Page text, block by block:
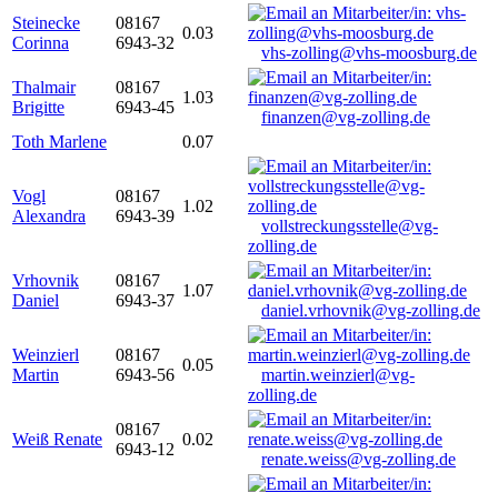
Steinecke
Corinna
08167
6943-32
0.03
vhs-zolling@vhs-moosburg.de
Thalmair
Brigitte
08167
6943-45
1.03
finanzen@vg-zolling.de
Toth Marlene
0.07
Vogl
Alexandra
08167
6943-39
1.02
vollstreckungsstelle@vg-
zolling.de
Vrhovnik
Daniel
08167
6943-37
1.07
daniel.vrhovnik@vg-zolling.de
Weinzierl
Martin
08167
6943-56
0.05
martin.weinzierl@vg-
zolling.de
Weiß Renate
08167
6943-12
0.02
renate.weiss@vg-zolling.de